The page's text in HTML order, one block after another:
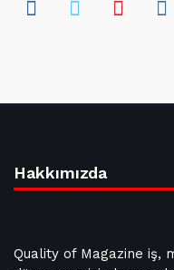
Hakkımızda
Quality of Magazine iş,